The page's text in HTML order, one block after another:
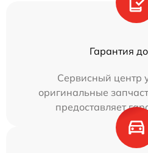
Гарантия
Сервисный центр
оригинальные
предоставляет